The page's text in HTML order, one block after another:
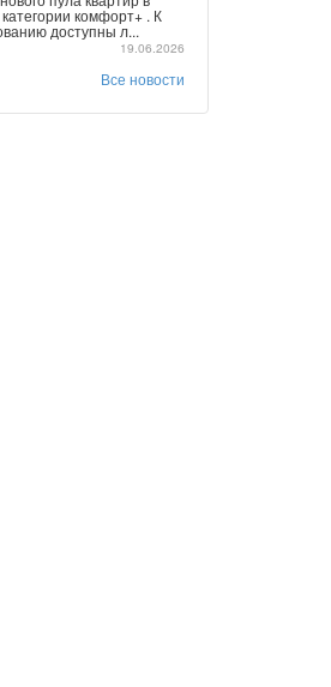
комфорт+ . К
доступны л...
19.06.2026
Все новости